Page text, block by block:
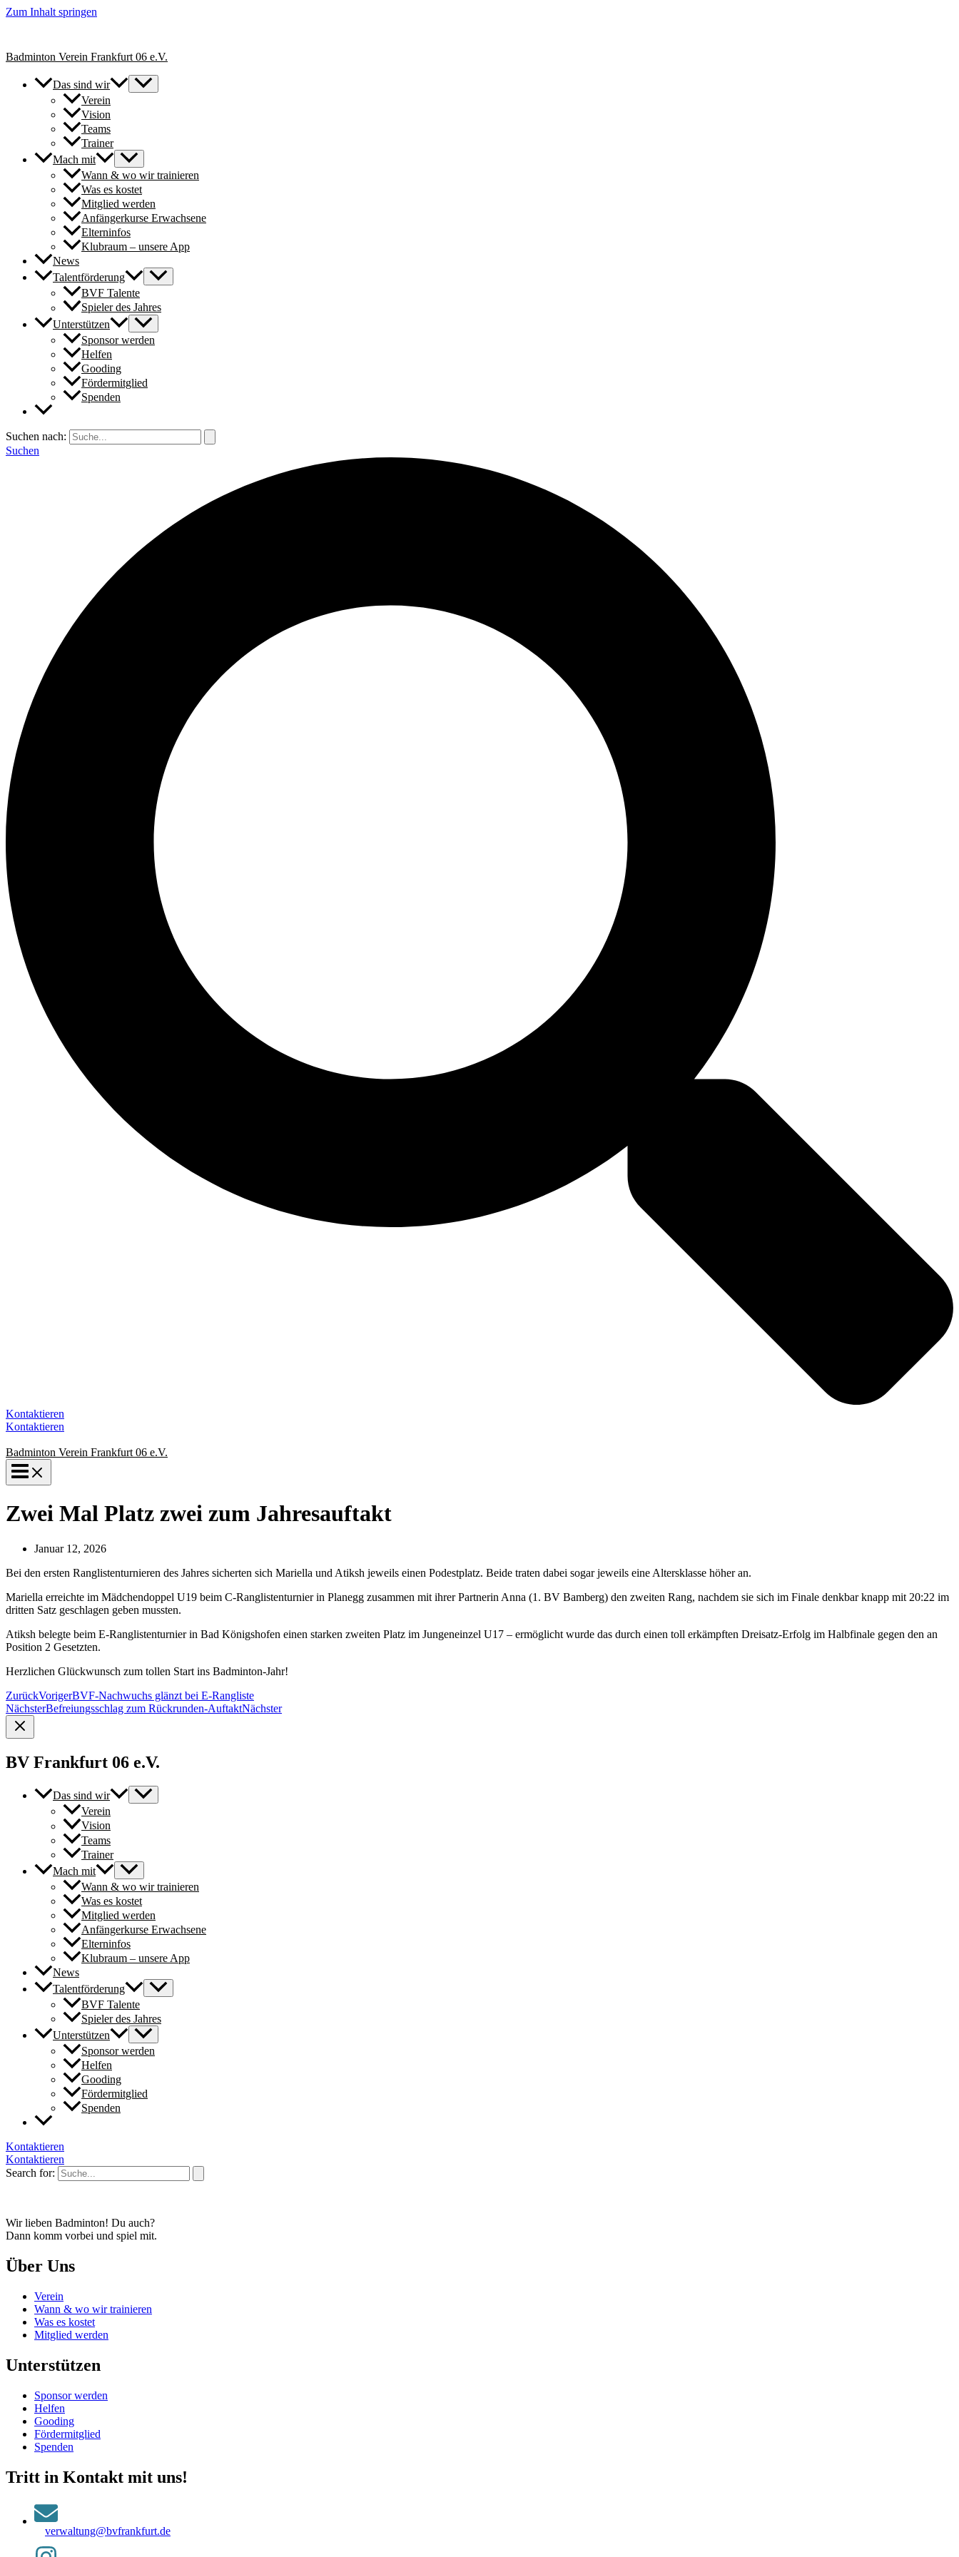
Zum Inhalt springen
Badminton Verein Frankfurt 06 e.V.
Das sind wir
Verein
Vision
Teams
Trainer
Mach mit
Wann & wo wir trainieren
Was es kostet
Mitglied werden
Anfängerkurse Erwachsene
Elterninfos
Klubraum – unsere App
News
Talentförderung
BVF Talente
Spieler des Jahres
Unterstützen
Sponsor werden
Helfen
Gooding
Fördermitglied
Spenden
Suchen nach:
Suchen
Kontaktieren
Kontaktieren
Badminton Verein Frankfurt 06 e.V.
Zwei Mal Platz zwei zum Jahresauftakt
Januar 12, 2026
Bei den ersten Ranglistenturnieren des Jahres sicherten sich Mariella und Atiksh jeweils einen Podestplatz. Beide traten dabei sogar jeweils eine Altersklasse höher an.
Mariella erreichte im Mädchendoppel U19 beim C-Ranglistenturnier in Planegg zusammen mit ihrer Partnerin Anna (1. BV Bamberg) den zweiten Rang, nachdem sie sich im Finale denkbar knapp mit 20:22 im
dritten Satz geschlagen geben mussten.
Atiksh belegte beim E-Ranglistenturnier in Bad Königshofen einen starken zweiten Platz im Jungeneinzel U17 – ermöglicht wurde das durch einen toll erkämpften Dreisatz-Erfolg im Halbfinale gegen den an
Position 2 Gesetzten.
Herzlichen Glückwunsch zum tollen Start ins Badminton-Jahr!
ZurückVorigerBVF-Nachwuchs glänzt bei E-Rangliste
NächsterBefreiungsschlag zum Rückrunden-AuftaktNächster
BV Frankfurt 06 e.V.
Das sind wir
Verein
Vision
Teams
Trainer
Mach mit
Wann & wo wir trainieren
Was es kostet
Mitglied werden
Anfängerkurse Erwachsene
Elterninfos
Klubraum – unsere App
News
Talentförderung
BVF Talente
Spieler des Jahres
Unterstützen
Sponsor werden
Helfen
Gooding
Fördermitglied
Spenden
Kontaktieren
Kontaktieren
Search for:
Wir lieben Badminton! Du auch?
Dann komm vorbei und spiel mit.
Über Uns
Verein
Wann & wo wir trainieren
Was es kostet
Mitglied werden
Unterstützen
Sponsor werden
Helfen
Gooding
Fördermitglied
Spenden
Tritt in Kontakt mit uns!
verwaltung@bvfrankfurt.de